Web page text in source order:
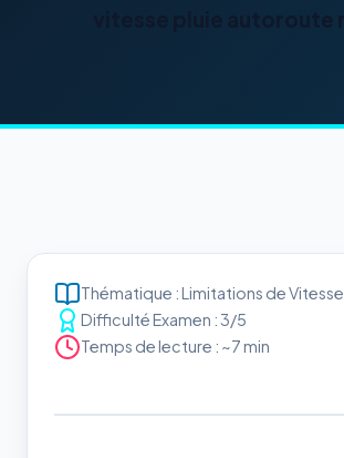
Thématique : Limitations de Vitesse
Difficulté Examen : 3/5
Temps de lecture : ~7 min